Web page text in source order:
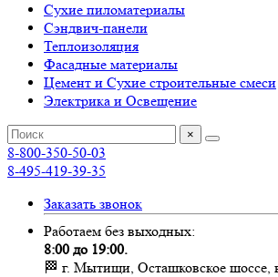
Сухие пиломатериалы
Сэндвич-панели
Теплоизоляция
Фасадные материалы
Цемент и Сухие строительные смеси
Электрика и Освещение
×
8-800-350-50-03
8-495-419-39-35
Заказать звонок
Работаем без выходных:
8:00 до 19:00.
🏁 г. Мытищи, Осташковское шоссе,